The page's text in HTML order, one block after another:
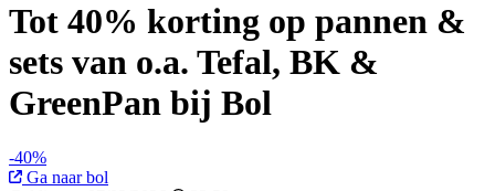
Tot 40% korting op pannen &
sets van o.a. Tefal, BK &
GreenPan bij Bol
-40%
Ga naar bol